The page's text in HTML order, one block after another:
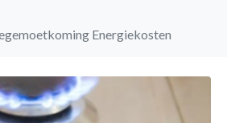
Energiekosten